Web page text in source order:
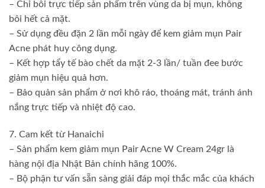
– Chỉ bôi trực tiếp sản phẩm trên vùng da bị mụn, không
bôi hết cả mặt.
– Sử dụng đều đặn 2 lần mỗi ngày để kem giảm mụn Pair
Acne phát huy công dụng.
– Kết hợp tẩy tế bào chết da mặt 2-3 lần/ tuần đee bước
giảm mụn hiệu quả hơn.
– Bảo quản sản phẩm ở nơi khô ráo, thoáng mát, tránh ánh
nắng trực tiếp và nhiệt độ cao.
7. Cam kết từ Hanaichi
– Sản phẩm kem giảm mụn Pair Acne W Cream 24gr là
hàng nội địa Nhật Bản chính hãng 100%.
– Bộ phận tư vấn sẵn sàng giải đáp mọi thắc mắc của khách